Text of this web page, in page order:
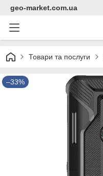
geo-market.com.ua
Товари та послуги
–33%